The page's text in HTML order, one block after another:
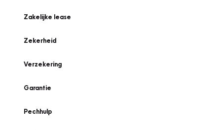
Zakelijke lease
Zekerheid
Verzekering
Garantie
Pechhulp